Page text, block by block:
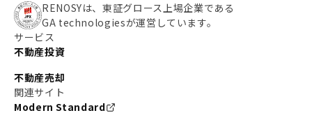
RENOSYは、東証グロース上場企業である
GA technologiesが運営しています。
サービス
不動産投資
不動産売却
関連サイト
Modern Standard